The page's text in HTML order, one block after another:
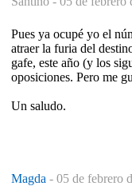
Pues ya ocupé yo el
atraer la furia del
gafe, este año (y los
oposiciones. Pero me
Un saludo.
Magda - 05 de febrero